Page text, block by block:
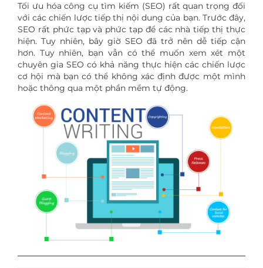
Tối ưu hóa công cụ tìm kiếm (SEO) rất quan trọng đối
với các chiến lược tiếp thị nội dung của bạn. Trước đây,
SEO rất phức tạp và phức tạp để các nhà tiếp thị thực
hiện. Tuy nhiên, bây giờ SEO đã trở nên dễ tiếp cận
hơn. Tuy nhiên, bạn vẫn có thể muốn xem xét một
chuyên gia SEO có khả năng thực hiện các chiến lược
cơ hội mà bạn có thể không xác định được một mình
hoặc thông qua một phần mềm tự động.